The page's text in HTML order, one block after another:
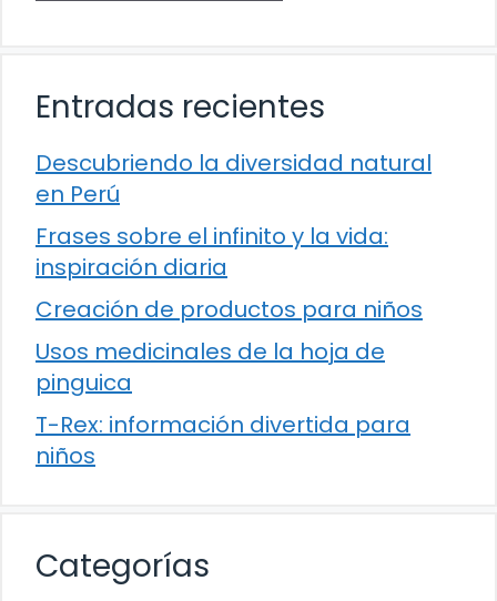
Entradas recientes
Descubriendo la diversidad natural
en Perú
Frases sobre el infinito y la vida:
inspiración diaria
Creación de productos para niños
Usos medicinales de la hoja de
pinguica
T-Rex: información divertida para
niños
Categorías